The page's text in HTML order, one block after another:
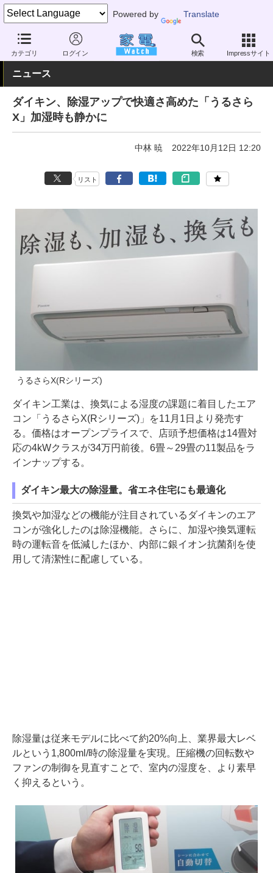
Powered by Translate
カテゴリ ログイン 検索 Impressサイト
家電 Watch 空調家電 エアコン
ニュース
ダイキン、除湿アップで快適さ高めた「うるさら
X」加湿時も静かに
中林 暁 2022年10月12日 12:20
リスト
うるさらX(Rシリーズ)
ダイキン工業は、換気による湿度の課題に着目したエア
コン「うるさらX(Rシリーズ)」を11月1日より発売す
る。価格はオープンプライスで、店頭予想価格は14畳対
応の4kWクラスが34万円前後。6畳～29畳の11製品をラ
インナップする。
ダイキン最大の除湿量。省エネ住宅にも最適化
換気や加湿などの機能が注目されているダイキンのエア
コンが強化したのは除湿機能。さらに、加湿や換気運転
時の運転音を低減したほか、内部に銀イオン抗菌剤を使
用して清潔性に配慮している。
除湿量は従来モデルに比べて約20%向上、業界最大レベ
ルという1,800ml/時の除湿量を実現。圧縮機の回転数や
ファンの制御を見直すことで、室内の湿度を、より素早
く抑えるという。